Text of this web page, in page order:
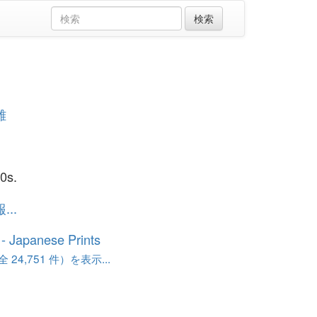
...
Japanese Prints
24,751 件）を表示...